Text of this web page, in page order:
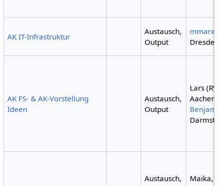
AK IT-Infrastruktur
Austausch,
Output
mmarx
AK FS- & AK-Vorstellung
Ideen
Austausch,
Output
Lars
Austausch,
Maika,